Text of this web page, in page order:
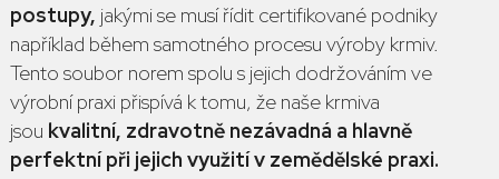
postupy, jakými se musí řídit certifikované podniky
například během samotného procesu výroby krmiv.
Tento soubor norem spolu s jejich dodržováním ve
výrobní praxi přispívá k tomu, že naše krmiva
jsou kvalitní, zdravotně nezávadná a hlavně
perfektní při jejich využití v zemědělské praxi.